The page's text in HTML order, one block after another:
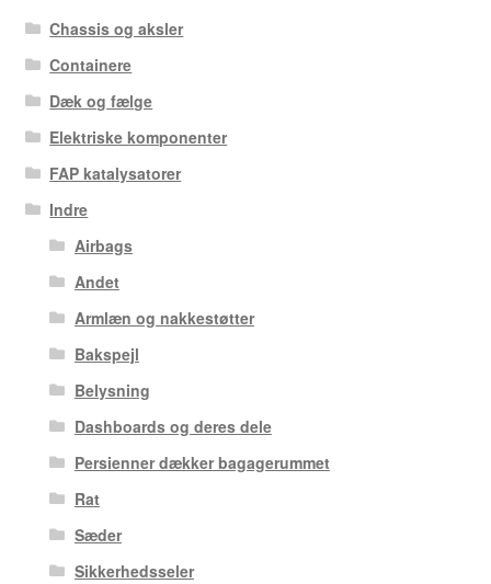
Chassis og aksler
Containere
Dæk og fælge
Elektriske komponenter
FAP katalysatorer
Indre
Airbags
Andet
Armlæn og nakkestøtter
Bakspejl
Belysning
Dashboards og deres dele
Persienner dækker bagagerummet
Rat
Sæder
Sikkerhedsseler